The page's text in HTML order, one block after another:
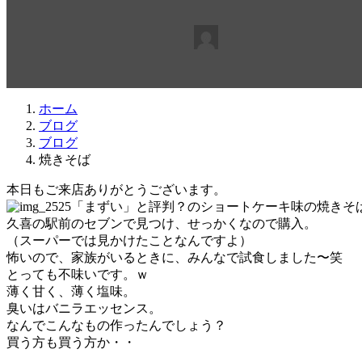
ホーム
ブログ
ブログ
焼きそば
本日もご来店ありがとうございます。
「まずい」と評判？のショートケーキ味の焼きそ
久喜の駅前のセブンで見つけ、せっかくなので購入。
（スーパーでは見かけたことなんですよ）
怖いので、家族がいるときに、みんなで試食しました〜笑
とっても不味いです。ｗ
薄く甘く、薄く塩味。
臭いはバニラエッセンス。
なんでこんなもの作ったんでしょう？
買う方も買う方か・・